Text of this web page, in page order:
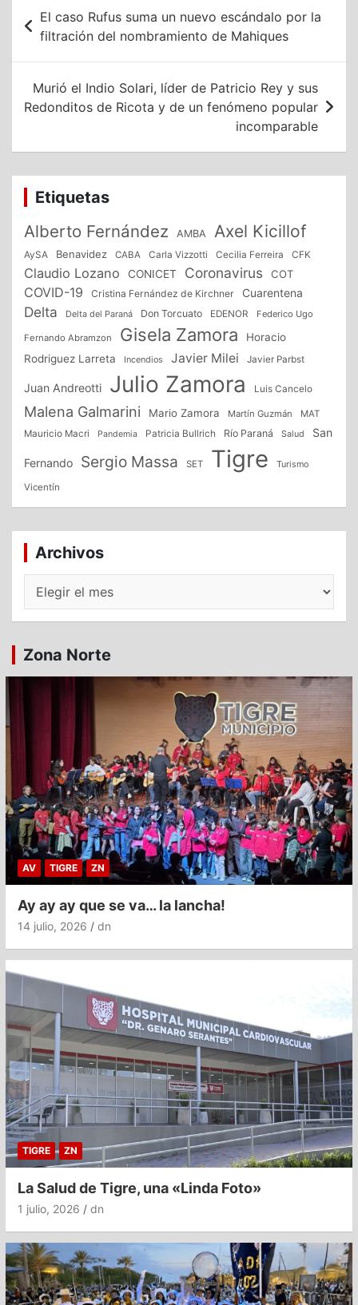
de
entradas
El caso Rufus suma un nuevo escándalo por la
filtración del nombramiento de Mahiques
Murió el Indio Solari, líder de Patricio Rey y sus
Redonditos de Ricota y de un fenómeno popular
incomparable
Etiquetas
Alberto Fernández AMBA Axel Kicillof
AySA Benavidez CABA Carla Vizzotti Cecilia Ferreira CFK
Claudio Lozano CONICET Coronavirus COT
COVID-19 Cristina Fernández de Kirchner Cuarentena
Delta Delta del Paraná Don Torcuato EDENOR Federico Ugo
Fernando Abramzon Gisela Zamora
Horacio
Rodriguez Larreta
Incendios Javier Milei Javier Parbst
Juan Andreotti Julio Zamora Luis Cancelo
Malena Galmarini Mario Zamora Martín Guzmán
MAT
Mauricio Macri
Pandemia Patricia Bullrich Río Paraná Salud San
Fernando Sergio Massa SET Tigre Turismo
Vicentín
Archivos
Archivos
Zona Norte
AV TIGRE ZN
Ay ay ay que se va… la lancha!
14 julio, 2026 dn
TIGRE ZN
La Salud de Tigre, una «Linda Foto»
1 julio, 2026 dn